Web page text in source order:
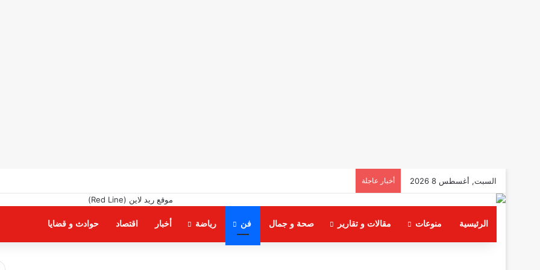
السبت, أغسطس 8 2026 أخبار عاجلة
الرئيسية منوعات مقالات و تقارير صحة و جمال فن رياضة أخبار اقتصاد حوادث و قضايا